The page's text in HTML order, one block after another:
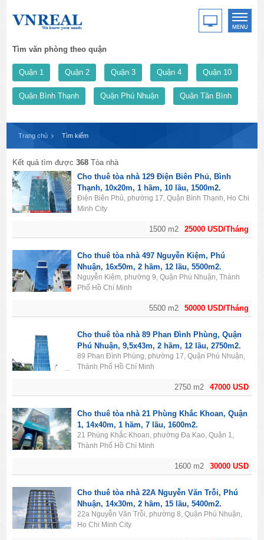
Tìm văn phòng theo quận
Quận 1 Quận 2 Quận 3 Quận 4 Quận 10
Quận Bình Thạnh Quận Phú Nhuận Quận Tân Bình
Trang chủ Tìm kiếm
Kết quả tìm được368 Tòa nhà
25000 USD/Tháng
1500 m2
Cho thuê tòa nhà 129 Điện Biên Phủ, Bình
Thạnh, 10x20m, 1 hầm, 10 lầu, 1500m2.
Điện Biên Phủ, phường 17, Quận Bình Thạnh, Ho Chi
Minh City
50000 USD/Tháng
5500 m2
Cho thuê tòa nhà 497 Nguyễn Kiệm, Phú
Nhuận, 16x50m, 2 hầm, 12 lầu, 5500m2.
Nguyễn Kiệm, phường 9, Quận Phú Nhuận, Thành
Phố Hồ Chí Minh
47000 USD
2750 m2
Cho thuê tòa nhà 89 Phan Đình Phùng, Quận
Phú Nhuận, 9,5x43m, 2 hầm, 12 lầu, 2750m2.
89 Phan Đình Phùng, phường 17, Quận Phú Nhuận,
Thành Phố Hồ Chí Minh
30000 USD
1600 m2
Cho thuê tòa nhà 21 Phùng Khắc Khoan, Quận
1, 14x40m, 1 hầm, 7 lầu, 1600m2.
21 Phùng Khắc Khoan, phường Đa Kao, Quận 1,
Thành Phố Hồ Chí Minh
Cho thuê tòa nhà 22A Nguyễn Văn Trỗi, Phú
Nhuận, 14x30m, 2 hầm, 15 lầu, 5400m2.
22a Nguyễn Văn Trỗi, phường 8, Quận Phú Nhuận,
Ho Chi Minh City